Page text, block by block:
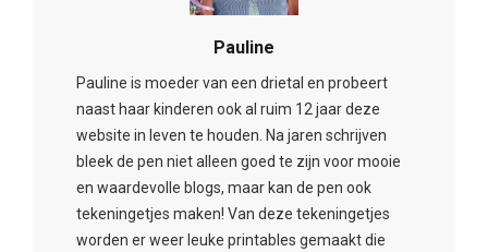
Pauline
Pauline is moeder van een drietal en probeert
naast haar kinderen ook al ruim 12 jaar deze
website in leven te houden. Na jaren schrijven
bleek de pen niet alleen goed te zijn voor mooie
en waardevolle blogs, maar kan de pen ook
tekeningetjes maken! Van deze tekeningetjes
worden er weer leuke printables gemaakt die